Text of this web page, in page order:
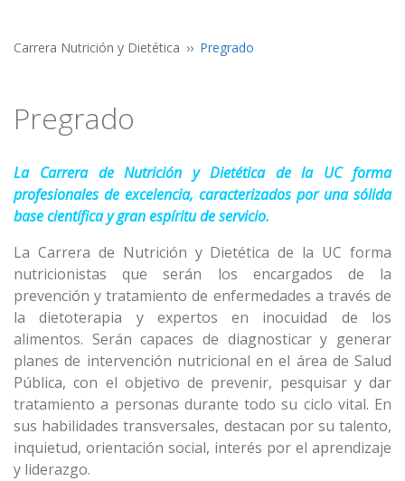
Carrera Nutrición y Dietética Pregrado
Pregrado
La Carrera de Nutrición y Dietética de la UC forma
profesionales de excelencia, caracterizados por una sólida
base científica y gran espíritu de servicio.
La Carrera de Nutrición y Dietética de la UC forma
nutricionistas que serán los encargados de la
prevención y tratamiento de enfermedades a través de
la dietoterapia y expertos en inocuidad de los
alimentos. Serán capaces de diagnosticar y generar
planes de intervención nutricional en el área de Salud
Pública, con el objetivo de prevenir, pesquisar y dar
tratamiento a personas durante todo su ciclo vital. En
sus habilidades transversales, destacan por su talento,
inquietud, orientación social, interés por el aprendizaje
y liderazgo.